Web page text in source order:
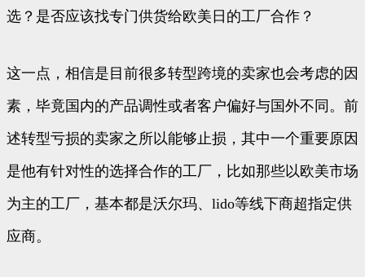
选？是否应该找专门供货给欧美日的工厂合作？
这一点，相信是目前很多转型跨境的卖家也会考虑的因
素，毕竟国内的产品调性或者客户偏好与国外不同。前
述转型亏损的卖家之所以能够止损，其中一个重要原因
是他有针对性的选择合作的工厂，比如那些以欧美市场
为主的工厂，基本都是沃尔玛、lido等线下商超指定供
应商。